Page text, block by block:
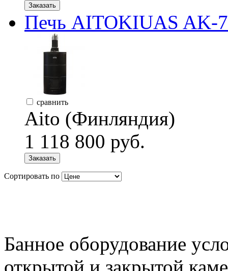
Заказать
Печь AITOKIUAS AK-
сравнить
Aito (Финляндия)
1 118 800 руб.
Заказать
Сортировать по
Банное оборудование
открытой и закрытой